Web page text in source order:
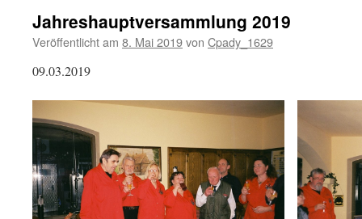
Jahreshauptversammlung 2019
Veröffentlicht am 8. Mai 2019von Cpady_1629
09.03.2019